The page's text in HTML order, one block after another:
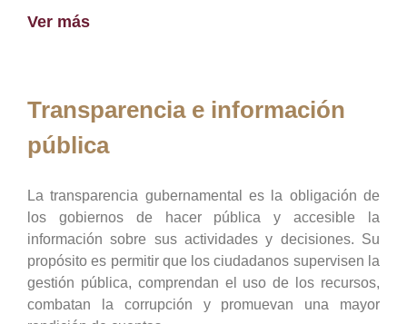
Ver más
Transparencia e información
pública
La transparencia gubernamental es la obligación de
los gobiernos de hacer pública y accesible la
información sobre sus actividades y decisiones. Su
propósito es permitir que los ciudadanos supervisen la
gestión pública, comprendan el uso de los recursos,
combatan la corrupción y promuevan una mayor